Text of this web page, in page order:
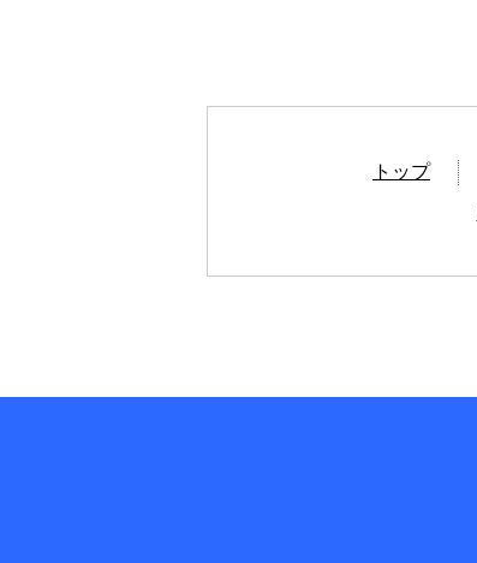
トップ